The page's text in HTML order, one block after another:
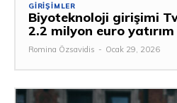
GIRIŞIMLER
Biyoteknoloji girişimi
2.2 milyon euro yatırım
Romina Özsavidis - Ocak 29, 2026